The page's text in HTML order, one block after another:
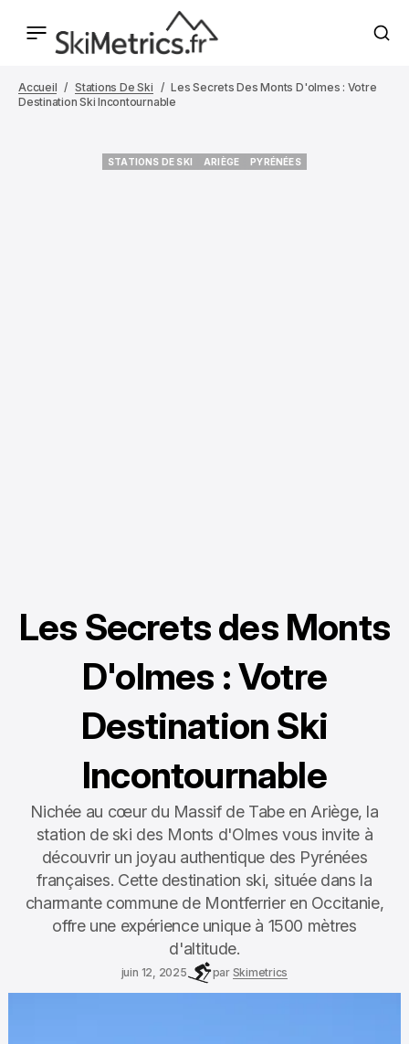
Accueil Stations De Ski
Les Secrets Des Monts D'olmes : Votre
Destination Ski Incontournable
STATIONS DE SKI
ARIÈGE
PYRÉNÉES
Les Secrets des Monts
D'olmes : Votre
Destination Ski
Incontournable
Nichée au cœur du Massif de Tabe en Ariège, la
station de ski des Monts d'Olmes vous invite à
découvrir un joyau authentique des Pyrénées
françaises. Cette destination ski, située dans la
charmante commune de Montferrier en Occitanie,
offre une expérience unique à 1500 mètres
d'altitude.
juin 12, 2025 par Skimetrics